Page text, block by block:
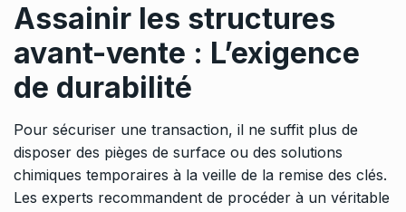
Assainir les structures
avant-vente : L’exigence
de durabilité
Pour sécuriser une transaction, il ne suffit plus de
disposer des pièges de surface ou des solutions
chimiques temporaires à la veille de la remise des clés.
Les experts recommandent de procéder à un véritable